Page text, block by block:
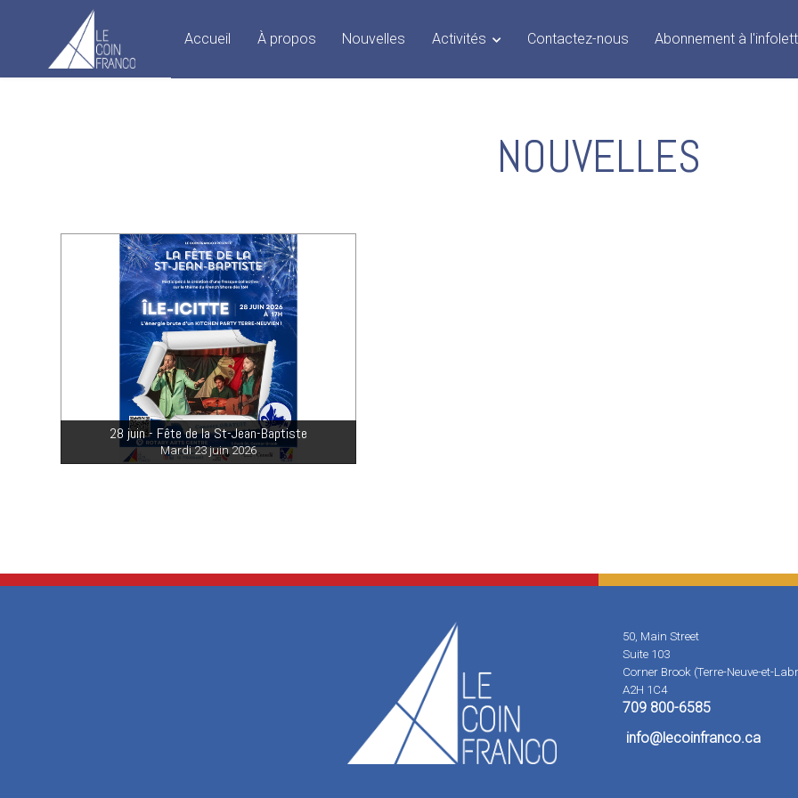
Accueil À propos Nouvelles Activités Contactez-nous Abonnement à
NOUVELLES
28 juin - Fête de la St-Jean-Baptiste
Mardi 23 juin 2026
50, Main Street
Suite 103
Corner Brook (Terre-Neuve-et-
A2H 1C4
709 800-6585
info@lecoinfranco.ca